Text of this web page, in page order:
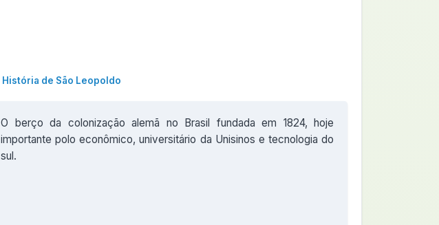
História de São Leopoldo
O berço da colonização alemã no Brasil fundada em 1824, hoje
importante polo econômico, universitário da Unisinos e tecnologia do
sul.